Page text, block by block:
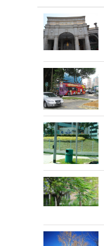
工作的人工
老百姓也会
的求财机会
贵人朋友帮
太岁三合
生肖鼠在
相助，人缘
是充满机遇
今年是难得
胜寒的旺极
是，生肖鼠
面影响较大
由于生肖鼠
火还是子水